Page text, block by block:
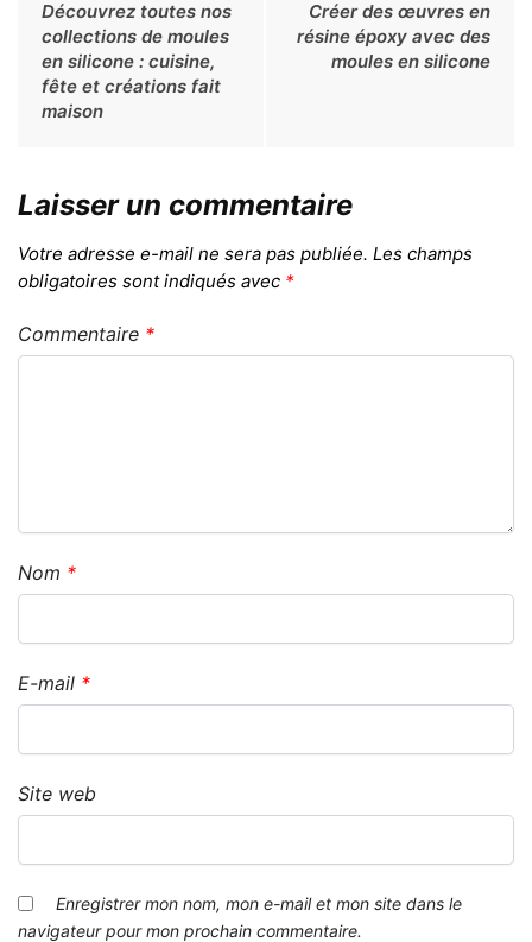
Découvrez toutes nos
collections de moules
en silicone : cuisine,
fête et créations fait
maison
Créer des œuvres en
résine époxy avec des
moules en silicone
Laisser un commentaire
Votre adresse e-mail ne sera pas publiée. Les champs
obligatoires sont indiqués avec *
Commentaire *
Nom *
E-mail *
Site web
Enregistrer mon nom, mon e-mail et mon site dans le
navigateur pour mon prochain commentaire.